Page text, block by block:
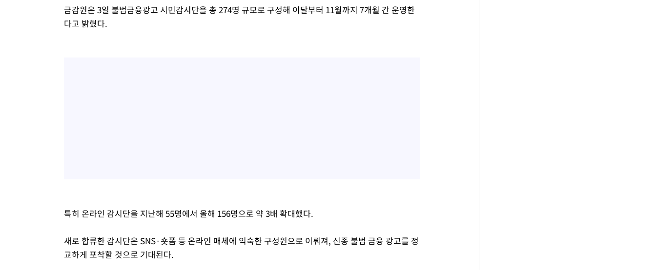
금감원은 3일 불법금융광고 시민감시단을 총 274명 규모로 구성해 이달부터 11월까지 7개월 간 운영한
다고 밝혔다.
특히 온라인 감시단을 지난해 55명에서 올해 156명으로 약 3배 확대했다.
새로 합류한 감시단은 SNS·숏폼 등 온라인 매체에 익숙한 구성원으로 이뤄져, 신종 불법 금융 광고를 정
교하게 포착할 것으로 기대된다.